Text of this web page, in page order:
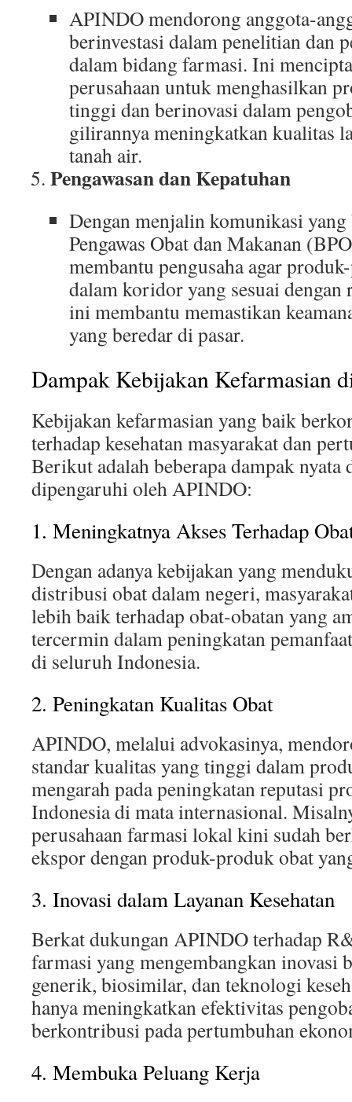
APINDO mendorong anggota-
berinvestasi dalam penelitian dan
dalam bidang farmasi. Ini
perusahaan untuk menghasilkan
tinggi dan berinovasi dalam
gilirannya meningkatkan kualitas
tanah air.
Pengawasan dan Kepatuhan
Dengan menjalin komunikasi yang
Pengawas Obat dan Makanan
membantu pengusaha agar
dalam koridor yang sesuai dengan
ini membantu memastikan
yang beredar di pasar.
Dampak Kebijakan Kefarmasian
Kebijakan kefarmasian yang baik
terhadap kesehatan masyarakat dan
Berikut adalah beberapa dampak nyata
dipengaruhi oleh APINDO:
1. Meningkatnya Akses Terhadap
Dengan adanya kebijakan yang
distribusi obat dalam negeri,
lebih baik terhadap obat-obatan yang
tercermin dalam peningkatan
di seluruh Indonesia.
2. Peningkatan Kualitas Obat
APINDO, melalui advokasinya,
standar kualitas yang tinggi dalam
mengarah pada peningkatan reputasi
Indonesia di mata internasional.
perusahaan farmasi lokal kini sudah
ekspor dengan produk-produk obat
3. Inovasi dalam Layanan Kesehatan
Berkat dukungan APINDO terhadap
farmasi yang mengembangkan inovasi
generik, biosimilar, dan teknologi
hanya meningkatkan efektivitas
berkontribusi pada pertumbuhan
4. Membuka Peluang Kerja